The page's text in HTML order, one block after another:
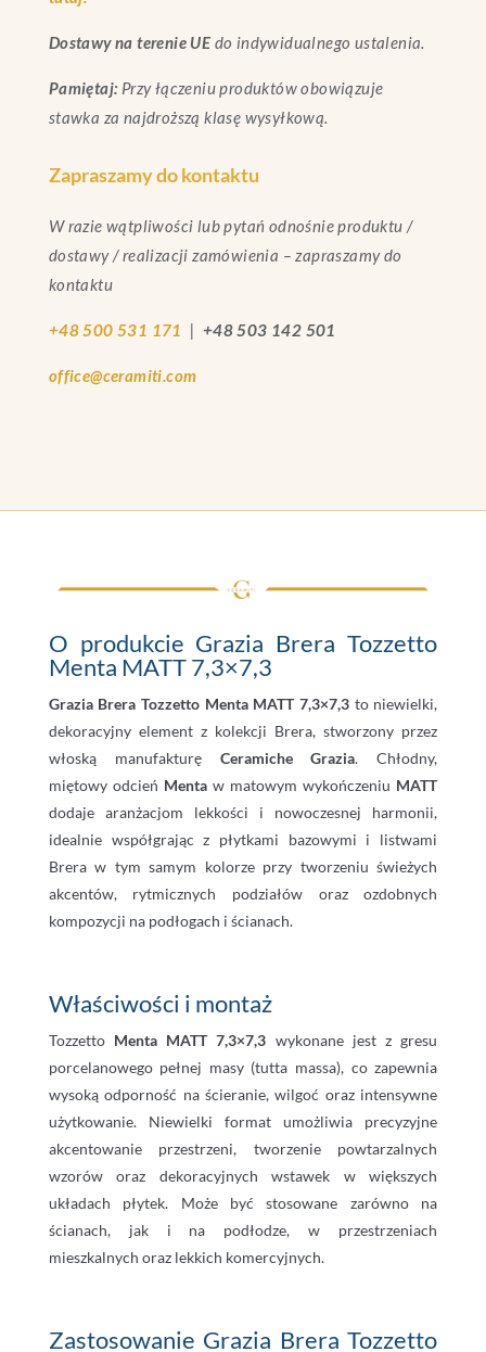
Dostawy na terenie UE do indywidualnego ustalenia.
Pamiętaj: Przy łączeniu produktów obowiązuje
stawka za najdroższą klasę wysyłkową.
Zapraszamy do kontaktu
W razie wątpliwości lub pytań odnośnie produktu /
dostawy / realizacji zamówienia – zapraszamy do
kontaktu
+48 500 531 171 | +48 503 142 501
office@ceramiti.com
O produkcie Grazia Brera Tozzetto
Menta MATT 7,3×7,3
Grazia Brera Tozzetto Menta MATT 7,3×7,3to niewielki,
dekoracyjny element z kolekcji Brera, stworzony przez
włoską manufakturę Ceramiche Grazia. Chłodny,
miętowy odcień Mentaw matowym wykończeniu MATT
dodaje aranżacjom lekkości i nowoczesnej harmonii,
idealnie współgrając z płytkami bazowymi i listwami
Brera w tym samym kolorze przy tworzeniu świeżych
akcentów, rytmicznych podziałów oraz ozdobnych
kompozycji na podłogach i ścianach.
Właściwości i montaż
Tozzetto Menta MATT 7,3×7,3 wykonane jest z gresu
porcelanowego pełnej masy (tutta massa), co zapewnia
wysoką odporność na ścieranie, wilgoć oraz intensywne
użytkowanie. Niewielki format umożliwia precyzyjne
akcentowanie przestrzeni, tworzenie powtarzalnych
wzorów oraz dekoracyjnych wstawek w większych
układach płytek. Może być stosowane zarówno na
ścianach, jak i na podłodze, w przestrzeniach
mieszkalnych oraz lekkich komercyjnych.
Zastosowanie Grazia Brera Tozzetto